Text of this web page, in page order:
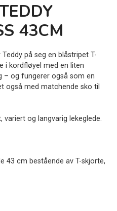
43CM
på seg en blåstripet T-
i kordfløyel med en liten
– og fungerer også som en
også med matchende sko til
og langvarig lekeglede.
43 cm bestående av T-skjorte,